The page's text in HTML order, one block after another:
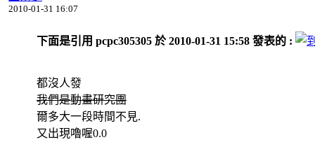
2010-01-31 16:07
下面是引用 pcpc305305 於 2010-01-31 15:58 發表的 :
都沒人發
我們是動畫研究團
爾多大一段時間不見.
又出現嚕喔0.0